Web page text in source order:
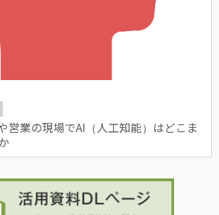
営業の現場でAI（人工知能）はどこま